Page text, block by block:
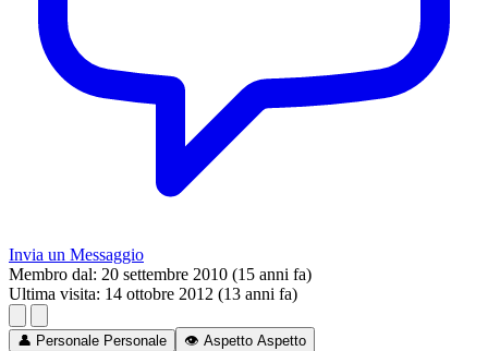
Invia un Messaggio
Membro dal: 20 settembre 2010 (15 anni fa)
Ultima visita: 14 ottobre 2012 (13 anni fa)
👤 Personale Personale 👁️ Aspetto Aspetto